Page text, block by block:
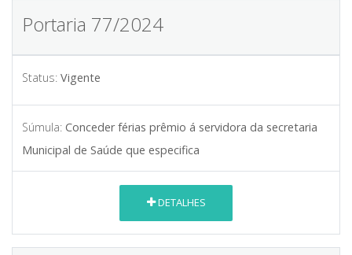
Portaria 77/2024
Status: Vigente
Súmula: Conceder férias prêmio á servidora da secretaria
Municipal de Saúde que especifica
DETALHES